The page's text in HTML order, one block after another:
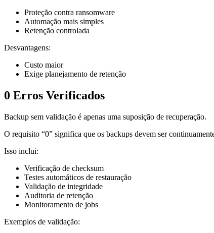
Proteção contra ransomware
Automação mais simples
Retenção controlada
Desvantagens:
Custo maior
Exige planejamento de retenção
0 Erros Verificados
Backup sem validação é apenas uma suposição de recuperação.
O requisito “0” significa que os backups devem ser
Isso inclui:
Verificação de checksum
Testes automáticos de restauração
Validação de integridade
Auditoria de retenção
Monitoramento de jobs
Exemplos de validação: